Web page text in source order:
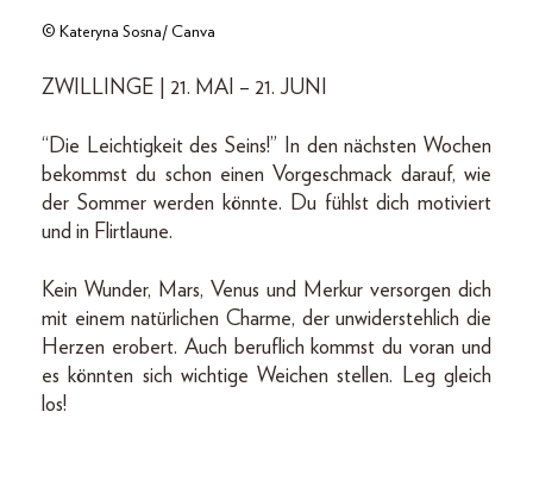
© Kateryna Sosna/ Canva
ZWILLINGE | 21. MAI – 21. JUNI
“Die Leichtigkeit des Seins!” In den nächsten Wochen
bekommst du schon einen Vorgeschmack darauf, wie
der Sommer werden könnte. Du fühlst dich motiviert
und in Flirtlaune.
Kein Wunder, Mars, Venus und Merkur versorgen dich
mit einem natürlichen Charme, der unwiderstehlich die
Herzen erobert. Auch beruflich kommst du voran und
es könnten sich wichtige Weichen stellen. Leg gleich
los!